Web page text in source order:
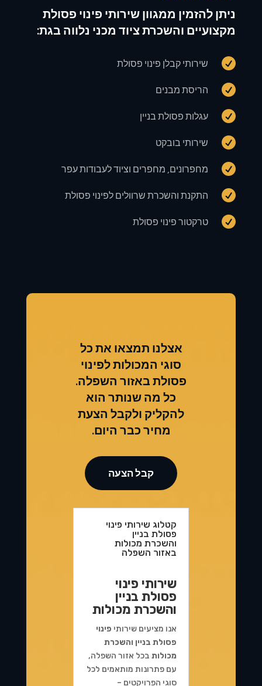
ניתן להזמין ממגוון שירותי פינוי פסולת
מקצועיים והשכרת ציוד מכני נלווה בגת:
 שירותי קבלן פינוי פסולת
 הריסת מבנים
 עגלות פסולת בניין
 שירותי בובקט
 מחפרונים, מחפרים וציוד לעבודות עפר
 התקנת והשכרת שרוולים לפינוי פסולת
 טרקטור פינוי פסולת
אצלנו תמצאו את כל
סוגי המכולות לפינוי
פסולת באזור השפלה.
כל מה שנותר הוא
להקליק ולקבל הצעת
מחיר כבר היום.
קבל הצעה
קטלוג שירותי פינוי
פסולת בניין
והשכרת מכולות
באזור השפלה
שירותי פינוי
פסולת בניין
והשכרת מכולות
אנו מציעים שירותי פינוי
פסולת בניין והשכרת
מכולותבכל אזור השפלה,
עם פתרונות מותאמים לכל
סוגי הפרויקטים –